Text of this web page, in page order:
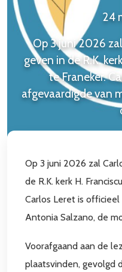
Win kaartjes voor de
Familiemusical
7 augustus 2026
LEES MEER
24
Op 3 juni 2026
geven in de R.K.
te Franeker.
afgevaardigde van
Op 3 juni 2026 zal
de R.K. kerk H.
Carlos Leret is
Antonia Salzano, de
Voorafgaand aan de
plaatsvinden, gevolgd